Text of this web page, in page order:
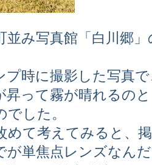
並み写真館「白川郷
プ時に撮影した写真
昇って霧が晴れるの
した。
めて考えてみると、
が単焦点レンズなん